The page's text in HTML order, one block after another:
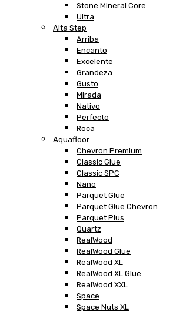
Stone Mineral Core
Ultra
Alta Step
Arriba
Encanto
Excelente
Grandeza
Gusto
Mirada
Nativo
Perfecto
Roca
Aquafloor
Chevron Premium
Classic Glue
Classic SPC
Nano
Parquet Glue
Parquet Glue Chevron
Parquet Plus
Quartz
RealWood
RealWood Glue
RealWood XL
RealWood XL Glue
RealWood XXL
Space
Space Nuts XL